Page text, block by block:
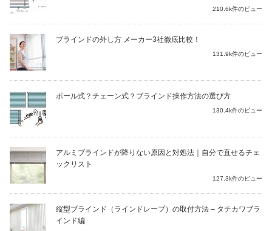
210.6k件のビュー
ブラインドの外し方 メーカー3社徹底比較！
131.9k件のビュー
ポール式？チェーン式？ブラインド操作方法の選び方
130.4k件のビュー
アルミブラインドが降りない原因と対処法｜自分で直せるチェ
ックリスト
127.3k件のビュー
縦型ブラインド（ラインドレープ）の取付方法 – タチカワブラ
インド編